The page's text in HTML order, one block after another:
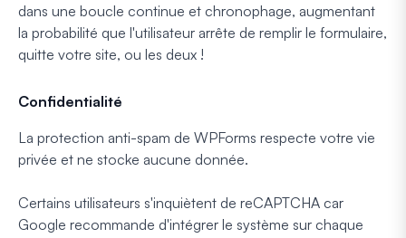
dans une boucle continue et chronophage, augmentant
la probabilité que l'utilisateur arrête de remplir le formulaire,
quitte votre site, ou les deux !
Confidentialité
La protection anti-spam de WPForms respecte votre vie
privée et ne stocke aucune donnée.
Certains utilisateurs s'inquiètent de reCAPTCHA car
Google recommande d'intégrer le système sur chaque